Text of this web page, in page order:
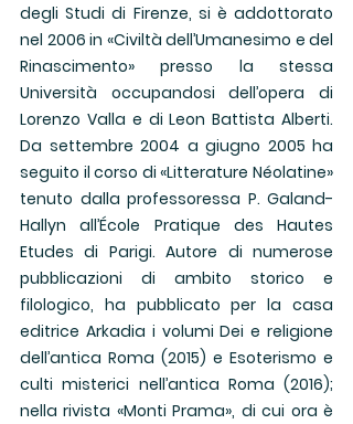
degli Studi di Firenze, si è addottorato
nel 2006 in «Civiltà dell’Umanesimo e del
Rinascimento» presso la stessa
Università occupandosi dell’opera di
Lorenzo Valla e di Leon Battista Alberti.
Da settembre 2004 a giugno 2005 ha
seguito il corso di «Litterature Néolatine»
tenuto dalla professoressa P. Galand-
Hallyn all’École Pratique des Hautes
Etudes di Parigi. Autore di numerose
pubblicazioni di ambito storico e
filologico, ha pubblicato per la casa
editrice Arkadia i volumi Dei e religione
dell’antica Roma (2015) e Esoterismo e
culti misterici nell’antica Roma (2016);
nella rivista «Monti Prama», di cui ora è